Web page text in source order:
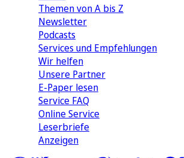
Themen von A bis Z
Newsletter
Podcasts
Services und Empfehlungen
Wir helfen
Unsere Partner
E-Paper lesen
Service FAQ
Online Service
Leserbriefe
Anzeigen